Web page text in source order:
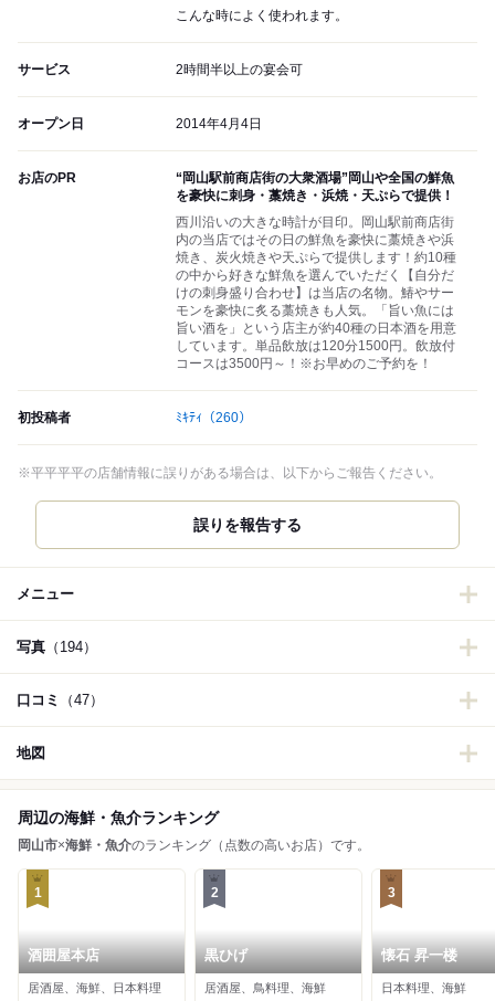
こんな時によく使われます。
サービス 2時間半以上の宴会可
オープン日 2014年4月4日
お店のPR
“岡山駅前商店街の大衆酒場”岡山や全国の鮮魚
を豪快に刺身・藁焼き・浜焼・天ぷらで提供！
西川沿いの大きな時計が目印。岡山駅前商店街
内の当店ではその日の鮮魚を豪快に藁焼きや浜
焼き、炭火焼きや天ぷらで提供します！約10種
の中から好きな鮮魚を選んでいただく【自分だ
けの刺身盛り合わせ】は当店の名物。鰆やサー
モンを豪快に炙る藁焼きも人気。「旨い魚には
旨い酒を」という店主が約40種の日本酒を用意
しています。単品飲放は120分1500円。飲放付
コースは3500円～！※お早めのご予約を！
初投稿者 ﾐｷﾃｨ （260）
※平平平平の店舗情報に誤りがある場合は、以下からご報告ください。
誤りを報告する
メニュー
写真 （194）
口コミ （47）
地図
周辺の海鮮・魚介ランキング
岡山市×海鮮・魚介のランキング（点数の高いお店）です。
1
酒囲屋本店
居酒屋、海鮮、日本料理
2
黒ひげ
居酒屋、鳥料理、海鮮
3
懐石 昇一楼
日本料理、海鮮